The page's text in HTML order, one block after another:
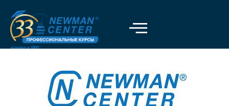
Выделить заголовки
Цвет фона